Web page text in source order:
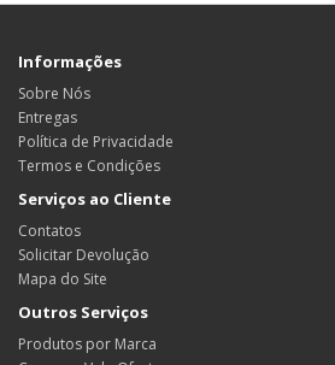
Informações
Sobre Nós
Entregas
Política de Privacidade
Termos e Condições
Serviços ao Cliente
Contatos
Solicitar Devolução
Mapa do Site
Outros Serviços
Produtos por Marca